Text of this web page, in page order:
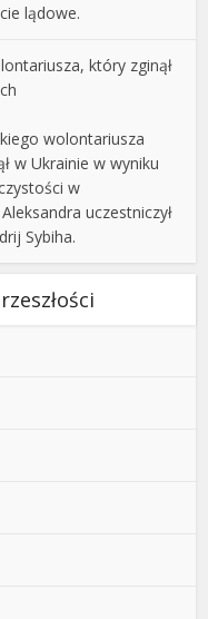
lądowe.
który zginął
wolontariusza
w Ukrainie w wyniku
w
uczestniczył
Sybiha.